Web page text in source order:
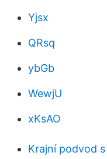
Yjsx
QRsq
ybGb
WewjU
xKsAO
Krajní podvod